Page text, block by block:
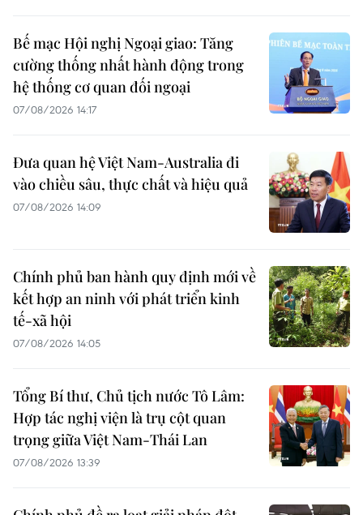
Bế mạc Hội nghị Ngoại giao: Tăng
cường thống nhất hành động trong
hệ thống cơ quan đối ngoại
07/08/2026 14:17
Đưa quan hệ Việt Nam-Australia đi
vào chiều sâu, thực chất và hiệu quả
07/08/2026 14:09
Chính phủ ban hành quy định mới về
kết hợp an ninh với phát triển kinh
tế-xã hội
07/08/2026 14:05
Tổng Bí thư, Chủ tịch nước Tô Lâm:
Hợp tác nghị viện là trụ cột quan
trọng giữa Việt Nam-Thái Lan
07/08/2026 13:39